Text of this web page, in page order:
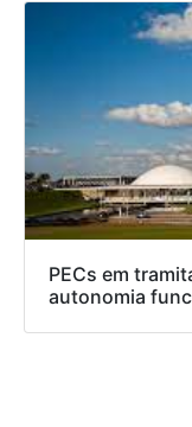
PECs em
autonomia